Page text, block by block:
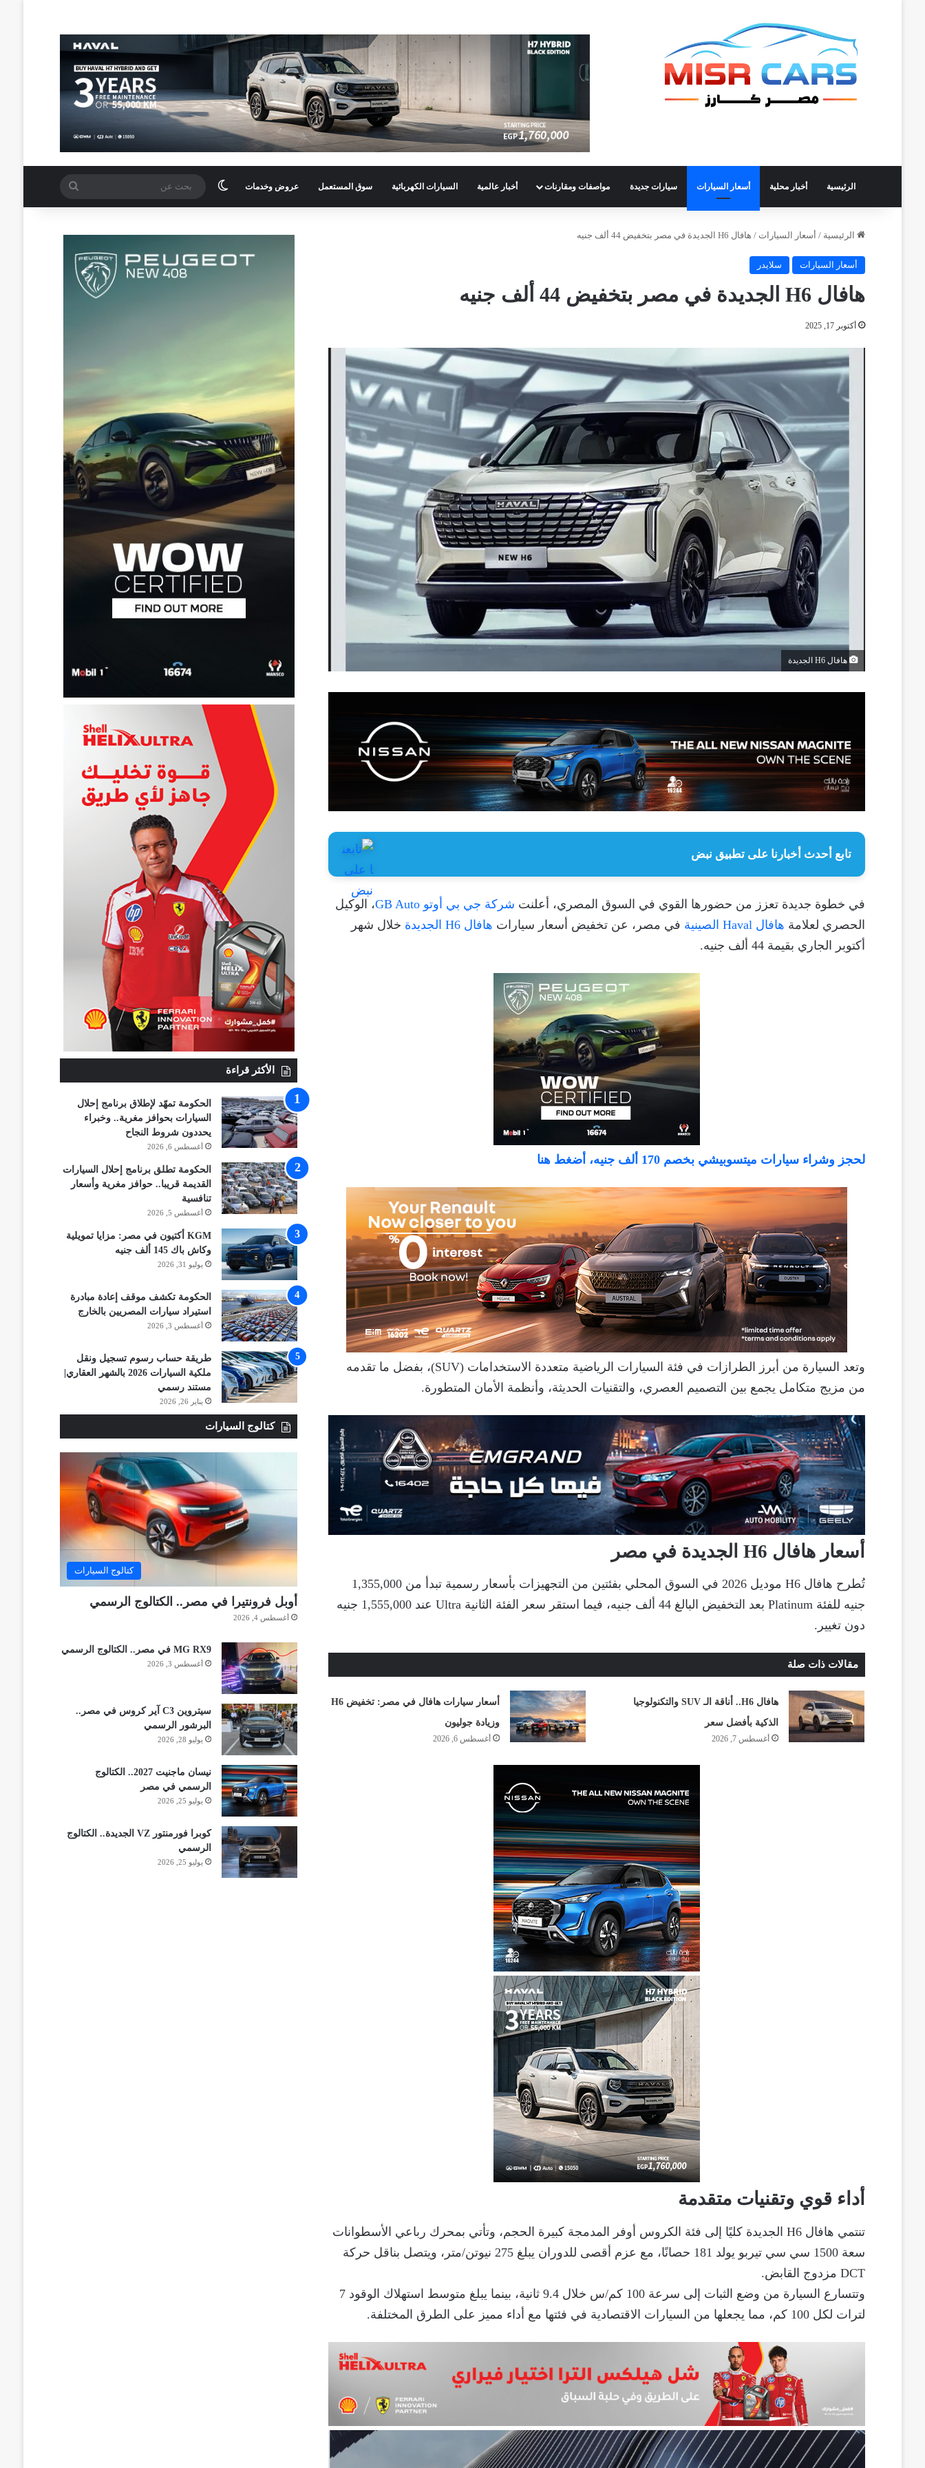
الرئيسية أخبار محلية أسعار السيارات سيارات جديدة مواصفات ومقارنات أخبار عالمية السيارات الكهربائية سوق المستعمل عروض وخدمات الوضع المظلم بحث
عن
الرئيسية / أسعار السيارات / هافال H6 الجديدة في مصر بتخفيض 44 ألف جنيه
أسعار السيارات سلايدر
هافال H6 الجديدة في مصر بتخفيض 44 ألف جنيه
أكتوبر 17, 2025
هافال H6 الجديدة
تابع أحدث أخبارنا على تطبيق نبض
في خطوة جديدة تعزز من حضورها القوي في السوق المصري، أعلنت شركة جي بي أوتو GB Auto
، الوكيل
الحصري لعلامة هافال Haval الصينية في مصر، عن تخفيض أسعار سيارات هافال H6 الجديدة
خلال شهر
أكتوبر الجاري بقيمة 44 ألف جنيه.
لحجز وشراء سيارات ميتسوبيشي بخصم 170 ألف جنيه، أضغط هنا
وتعد السيارة من أبرز الطرازات في فئة السيارات الرياضية متعددة الاستخدامات (SUV)، بفضل ما تقدمه
من مزيج متكامل يجمع بين التصميم العصري، والتقنيات الحديثة، وأنظمة الأمان المتطورة.
أسعار هافال H6 الجديدة في مصر
تُطرح هافال H6 موديل 2026 في السوق المحلي بفئتين من التجهيزات بأسعار رسمية تبدأ من 1,355,000
جنيه للفئة Platinum بعد التخفيض البالغ 44 ألف جنيه، فيما استقر سعر الفئة الثانية Ultra عند 1,555,000 جنيه
دون تغيير.
مقالات ذات صلة
هافال H6.. أناقة الـ SUV والتكنولوجيا
الذكية بأفضل سعر
أغسطس 7, 2026
أسعار سيارات هافال في مصر: تخفيض H6
وزيادة جوليون
أغسطس 6, 2026
أداء قوي وتقنيات متقدمة
تنتمي هافال H6 الجديدة كليًا إلى فئة الكروس أوفر المدمجة كبيرة الحجم، وتأتي بمحرك رباعي الأسطوانات
سعة 1500 سي سي تيربو يولد 181 حصانًا، مع عزم أقصى للدوران يبلغ 275 نيوتن/متر، ويتصل بناقل حركة
DCT مزدوج القابض.
وتتسارع السيارة من وضع الثبات إلى سرعة 100 كم/س خلال 9.4 ثانية، بينما يبلغ متوسط استهلاك الوقود 7
لترات لكل 100 كم، مما يجعلها من السيارات الاقتصادية في فئتها مع أداء مميز على الطرق المختلفة.
الأكثر قراءة
الحكومة تمهّد لإطلاق برنامج إحلال
السيارات بحوافز مغرية.. وخبراء
يحددون شروط النجاح
أغسطس 6, 2026
الحكومة تطلق برنامج إحلال السيارات
القديمة قريبا.. حوافز مغرية وأسعار
تنافسية
أغسطس 5, 2026
KGM أكتيون في مصر: مزايا تمويلية
وكاش باك 145 ألف جنيه
يوليو 31, 2026
الحكومة تكشف موقف إعادة مبادرة
استيراد سيارات المصريين بالخارج
أغسطس 3, 2026
طريقة حساب رسوم تسجيل ونقل
ملكية السيارات 2026 بالشهر العقاري|
مستند رسمي
يناير 26, 2026
كتالوج السيارات
كتالوج السيارات
أوبل فرونتيرا في مصر.. الكتالوج الرسمي
أغسطس 4, 2026
MG RX9 في مصر.. الكتالوج الرسمي
أغسطس 3, 2026
سيتروين C3 آير كروس في مصر..
البرشور الرسمي
يوليو 28, 2026
نيسان ماجنيت 2027.. الكتالوج
الرسمي في مصر
يوليو 25, 2026
كوبرا فورمنتور VZ الجديدة.. الكتالوج
الرسمي
يوليو 25, 2026